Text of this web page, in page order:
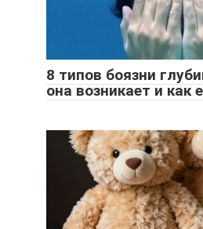
8 типов боязни
она возникает и как